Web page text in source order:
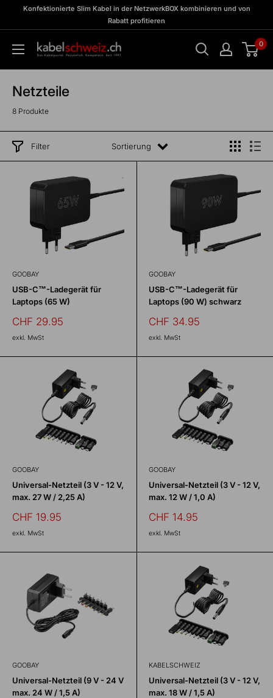
zu
BOX
Konfektionierte Slim Kabel in der NetzwerkBOX kombinieren und von
Rabatt profitieren
kabelschweiz 0
Netzteile
8 Produkte
Filter Sortierung
GOOBAY
USB-C™-Ladegerät für
Laptops (65 W)
Sonderpreis
CHF 29.95
exkl. MwSt
GOOBAY
USB-C™-Ladegerät für
Laptops (90 W) schwarz
Sonderpreis
CHF 34.95
exkl. MwSt
GOOBAY
Universal-Netzteil (3 V - 12 V,
max. 27 W / 2,25 A)
Sonderpreis
CHF 19.95
exkl. MwSt
GOOBAY
Universal-Netzteil (3 V - 12 V,
max. 12 W / 1,0 A)
Sonderpreis
CHF 14.95
exkl. MwSt
GOOBAY
Universal-Netzteil (9 V - 24 V
max. 24 W / 1,5 A)
KABELSCHWEIZ
Universal-Netzteil (3 V - 12 V,
max. 18 W / 1,5 A)